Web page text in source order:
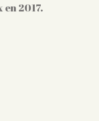
2017.